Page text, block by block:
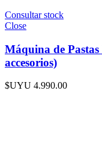
Consultar stock
Close
Máquina de
accesorios)
$UYU 4.990.00